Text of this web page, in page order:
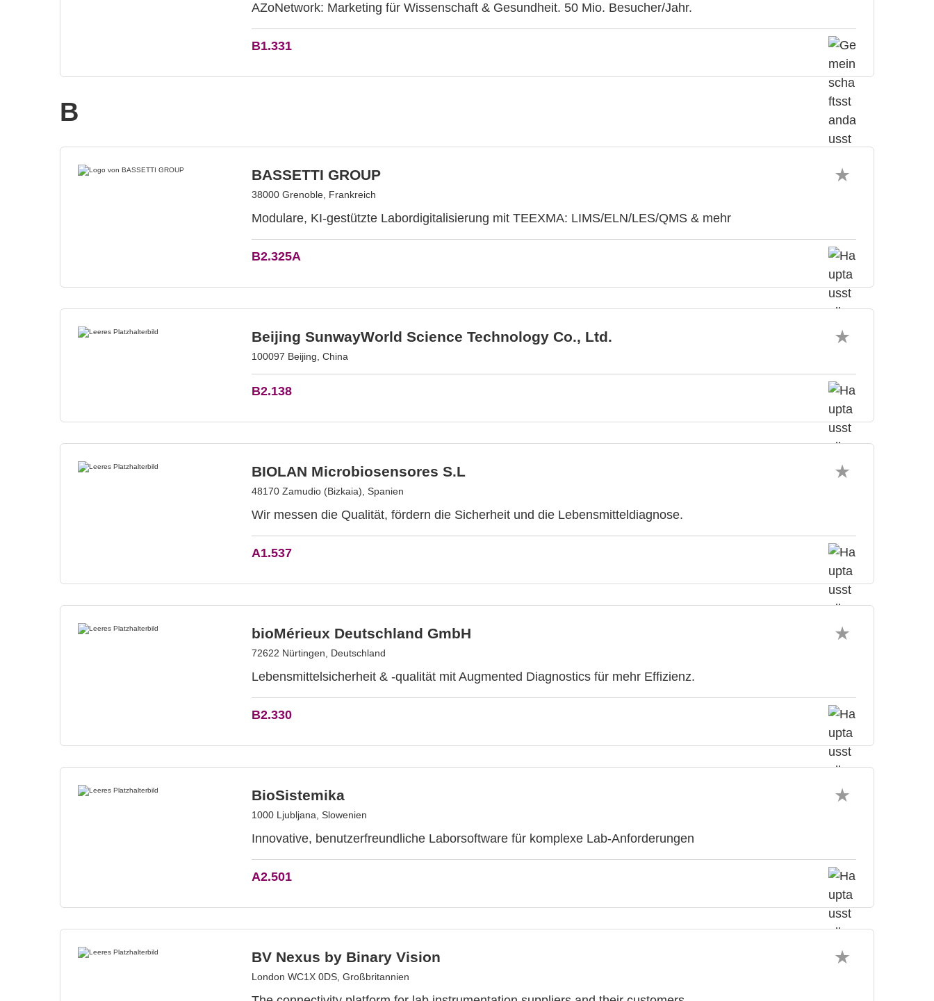
AZoNetwork: Marketing für Wissenschaft & Gesundheit. 50 Mio. Besucher/Jahr.
B1.331
B
BASSETTI GROUP
38000 Grenoble, Frankreich
Modulare, KI-gestützte Labordigitalisierung mit TEEXMA: LIMS/ELN/LES/QMS & mehr
B2.325A
Beijing SunwayWorld Science Technology Co., Ltd.
100097 Beijing, China
B2.138
BIOLAN Microbiosensores S.L
48170 Zamudio (Bizkaia), Spanien
Wir messen die Qualität, fördern die Sicherheit und die Lebensmitteldiagnose.
A1.537
bioMérieux Deutschland GmbH
72622 Nürtingen, Deutschland
Lebensmittelsicherheit & -qualität mit Augmented Diagnostics für mehr Effizienz.
B2.330
BioSistemika
1000 Ljubljana, Slowenien
Innovative, benutzerfreundliche Laborsoftware für komplexe Lab-Anforderungen
A2.501
BV Nexus by Binary Vision
London WC1X 0DS, Großbritannien